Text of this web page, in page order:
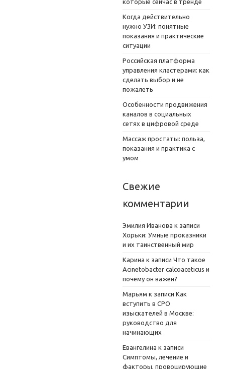
Когда действительно
нужно УЗИ: понятные
показания и практические
ситуации
Российская платформа
управления кластерами: как
сделать выбор и не
пожалеть
Особенности продвижения
каналов в социальных
сетях в цифровой среде
Массаж простаты: польза,
показания и практика с
умом
Свежие
комментарии
Эмилия Иванова к записи
Хорьки: Умные проказники
и их таинственный мир
Карина к записи Что такое
Acinetobacter calcoaceticus и
почему он важен?
Марьям к записи Как
вступить в СРО
изыскателей в Москве:
руководство для
начинающих
Евангелина к записи
Симптомы, лечение и
факторы, провоцирующие